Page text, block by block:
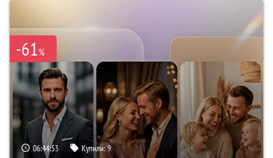
-61%
06:44:51 Купили:9